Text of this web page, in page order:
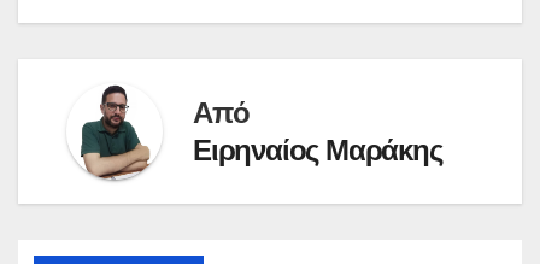
Από
Ειρηναίος Μαράκης